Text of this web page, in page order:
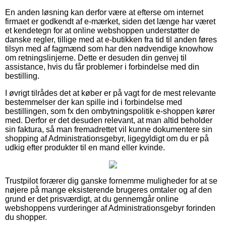
En anden løsning kan derfor være at efterse om internet
firmaet er godkendt af e-mærket, siden det længe har været
et kendetegn for at online webshoppen understøtter de
danske regler, tillige med at e-butikken fra tid til anden føres
tilsyn med af fagmænd som har den nødvendige knowhow
om retningslinjerne. Dette er desuden din genvej til
assistance, hvis du får problemer i forbindelse med din
bestilling.
I øvrigt tilrådes det at køber er på vagt for de mest relevante
bestemmelser der kan spille ind i forbindelse med
bestillingen, som fx den ombytningspolitik e-shoppen kører
med. Derfor er det desuden relevant, at man altid beholder
sin faktura, så man fremadrettet vil kunne dokumentere sin
shopping af Administrationsgebyr, ligegyldigt om du er på
udkig efter produkter til en mand eller kvinde.
Trustpilot forærer dig ganske fornemme muligheder for at se
nøjere på mange eksisterende brugeres omtaler og af den
grund er det prisværdigt, at du gennemgår online
webshoppens vurderinger af Administrationsgebyr forinden
du shopper.